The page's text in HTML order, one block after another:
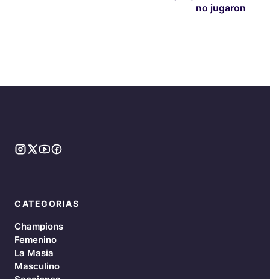
no jugaron
CATEGORIAS
Champions
Femenino
La Masia
Masculino